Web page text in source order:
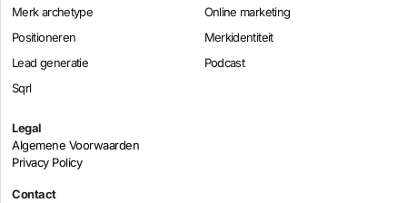
Merk archetype
Online marketing
Positioneren
Merkidentiteit
Lead generatie
Podcast
Sqrl
Legal
Algemene Voorwaarden
Privacy Policy
Contact